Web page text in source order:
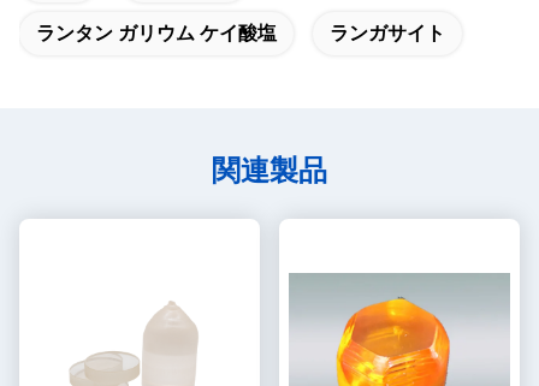
ランタン ガリウム ケイ酸塩 ランガサイト
関連製品